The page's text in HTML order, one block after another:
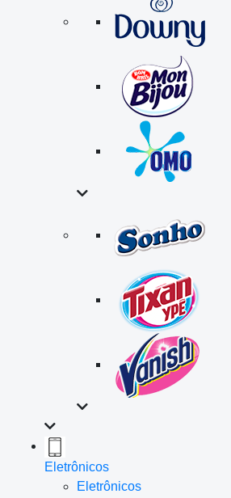
Eletrônicos
Eletrônicos